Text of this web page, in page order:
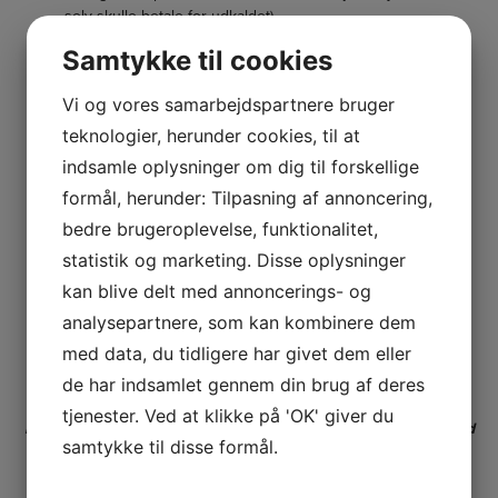
selv skulle betale for udkaldet)
Manglende snerydning, som er til akut fare for andre
Ved manglende el og vand, bedes du tjekke
Om det også gælder hos naboerne
Om nedbruddet er omtalt på forsyningens hjemmeside eller
afdelingens side for nyheder.
Om der er opslag i opgangen om varslet vedligeholdelse.
I de følgende eksemplerskal du som udgangspunkt vente og
kontakte områdekontoret
Komfuret eller køleskabet virker ikke
Gulvafløb eller afløb fra en vask er stoppet
Fejl i vaskeriet – bortset fra oversvømmelse
Et toilet, der løber eller ikke kan skylle ud
Mange fejl ved toiletter kan løses ved at skylle kraftigt ud med
en spand varmt vand.
Samtykke til cookies
Vi og vores samarbejdspartnere bruger
teknologier, herunder cookies, til at
indsamle oplysninger om dig til forskellige
formål, herunder: Tilpasning af annoncering,
bedre brugeroplevelse, funktionalitet,
statistik og marketing. Disse oplysninger
kan blive delt med annoncerings- og
analysepartnere, som kan kombinere dem
med data, du tidligere har givet dem eller
de har indsamlet gennem din brug af deres
tjenester. Ved at klikke på 'OK' giver du
samtykke til disse formål.